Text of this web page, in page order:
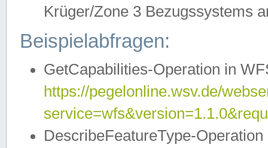
Krüger/Zone 3 Bezugssystems
Beispielabfragen:
GetCapabilities-Operation in
https://pegelonline.wsv.de/
DescribeFeatureType-